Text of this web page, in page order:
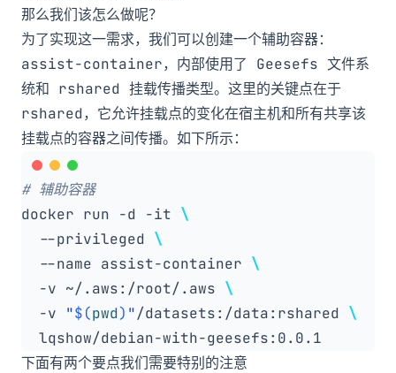
那么我们该怎么做呢？
为了实现这一需求，我们可以创建一个辅助容器：
assist-container，内部使用了 Geesefs 文件系
统和 rshared 挂载传播类型。这里的关键点在于
rshared，它允许挂载点的变化在宿主机和所有共享该
挂载点的容器之间传播。如下所示：
# 辅助容器
docker run -d -it
  --privileged
  --name assist-container
  -v ~/.aws:/root/.aws
  -v
"$(pwd) "/datasets:/data:rshared
下面有两个要点我们需要特别的注意